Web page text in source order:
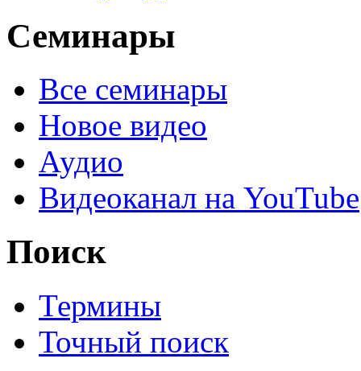
Семинары
Все семинары
Новое видео
Аудио
Видеоканал на YouTube
Поиск
Термины
Точный поиск